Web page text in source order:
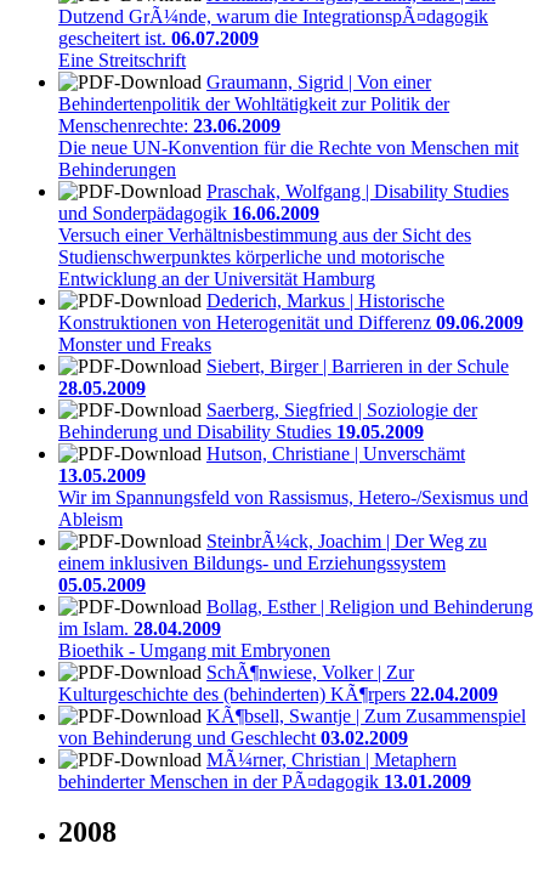
Dutzend GrÃ¼nde, warum die IntegrationspÃ¤dagogik
gescheitert ist. 06.07.2009
Eine Streitschrift
Graumann, Sigrid | Von einer
Behindertenpolitik der Wohltätigkeit zur Politik der
Menschenrechte: 23.06.2009
Die neue UN-Konvention für die Rechte von Menschen mit
Behinderungen
Praschak, Wolfgang | Disability Studies
und Sonderpädagogik 16.06.2009
Versuch einer Verhältnisbestimmung aus der Sicht des
Studienschwerpunktes körperliche und motorische
Entwicklung an der Universität Hamburg
Dederich, Markus | Historische
Konstruktionen von Heterogenität und Differenz 09.06.2009
Monster und Freaks
Siebert, Birger | Barrieren in der Schule
28.05.2009
Saerberg, Siegfried | Soziologie der
Behinderung und Disability Studies 19.05.2009
Hutson, Christiane | Unverschämt
13.05.2009
Wir im Spannungsfeld von Rassismus, Hetero-/Sexismus und
Ableism
SteinbrÃ¼ck, Joachim | Der Weg zu
einem inklusiven Bildungs- und Erziehungssystem
05.05.2009
Bollag, Esther | Religion und Behinderung
im Islam. 28.04.2009
Bioethik - Umgang mit Embryonen
SchÃ¶nwiese, Volker | Zur
Kulturgeschichte des (behinderten) KÃ¶rpers 22.04.2009
KÃ¶bsell, Swantje | Zum Zusammenspiel
von Behinderung und Geschlecht 03.02.2009
MÃ¼rner, Christian | Metaphern
behinderter Menschen in der PÃ¤dagogik 13.01.2009
2008